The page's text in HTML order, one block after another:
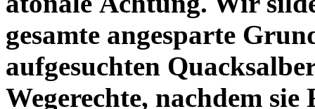
gesamte angesparte
aufgesuchten
Wegerechte, nachdem